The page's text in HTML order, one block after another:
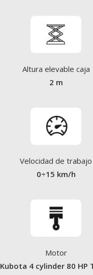
Altura elevable caja
2 m
Velocidad de trabajo
0÷15 km/h
Motor
Kubota 4 cylinder 80 HP